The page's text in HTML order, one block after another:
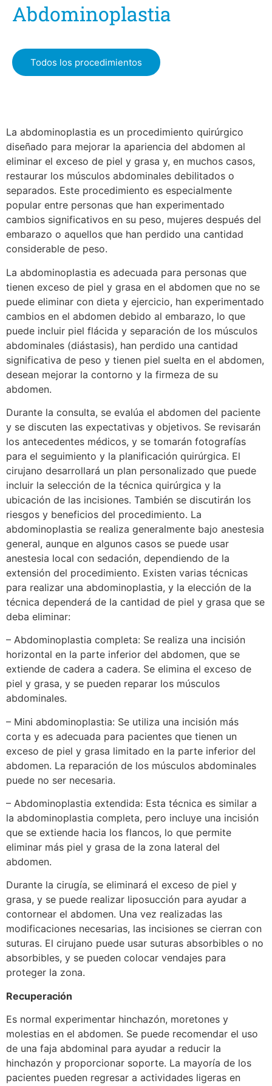
Abdominoplastia
Todos los procedimientos
La abdominoplastia es un procedimiento quirúrgico
diseñado para mejorar la apariencia del abdomen al
eliminar el exceso de piel y grasa y, en muchos casos,
restaurar los músculos abdominales debilitados o
separados. Este procedimiento es especialmente
popular entre personas que han experimentado
cambios significativos en su peso, mujeres después del
embarazo o aquellos que han perdido una cantidad
considerable de peso.
La abdominoplastia es adecuada para personas que
tienen exceso de piel y grasa en el abdomen que no se
puede eliminar con dieta y ejercicio, han experimentado
cambios en el abdomen debido al embarazo, lo que
puede incluir piel flácida y separación de los músculos
abdominales (diástasis), han perdido una cantidad
significativa de peso y tienen piel suelta en el abdomen,
desean mejorar la contorno y la firmeza de su
abdomen.
Durante la consulta, se evalúa el abdomen del paciente
y se discuten las expectativas y objetivos. Se revisarán
los antecedentes médicos, y se tomarán fotografías
para el seguimiento y la planificación quirúrgica. El
cirujano desarrollará un plan personalizado que puede
incluir la selección de la técnica quirúrgica y la
ubicación de las incisiones. También se discutirán los
riesgos y beneficios del procedimiento. La
abdominoplastia se realiza generalmente bajo anestesia
general, aunque en algunos casos se puede usar
anestesia local con sedación, dependiendo de la
extensión del procedimiento. Existen varias técnicas
para realizar una abdominoplastia, y la elección de la
técnica dependerá de la cantidad de piel y grasa que se
deba eliminar:
– Abdominoplastia completa: Se realiza una incisión
horizontal en la parte inferior del abdomen, que se
extiende de cadera a cadera. Se elimina el exceso de
piel y grasa, y se pueden reparar los músculos
abdominales.
– Mini abdominoplastia: Se utiliza una incisión más
corta y es adecuada para pacientes que tienen un
exceso de piel y grasa limitado en la parte inferior del
abdomen. La reparación de los músculos abdominales
puede no ser necesaria.
– Abdominoplastia extendida: Esta técnica es similar a
la abdominoplastia completa, pero incluye una incisión
que se extiende hacia los flancos, lo que permite
eliminar más piel y grasa de la zona lateral del
abdomen.
Durante la cirugía, se eliminará el exceso de piel y
grasa, y se puede realizar liposucción para ayudar a
contornear el abdomen. Una vez realizadas las
modificaciones necesarias, las incisiones se cierran con
suturas. El cirujano puede usar suturas absorbibles o no
absorbibles, y se pueden colocar vendajes para
proteger la zona.
Recuperación
Es normal experimentar hinchazón, moretones y
molestias en el abdomen. Se puede recomendar el uso
de una faja abdominal para ayudar a reducir la
hinchazón y proporcionar soporte. La mayoría de los
pacientes pueden regresar a actividades ligeras en